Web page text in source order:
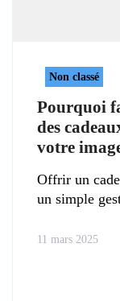
Non classé
Pourquoi
des
votre
Offrir un
un simple
11 mars 2025